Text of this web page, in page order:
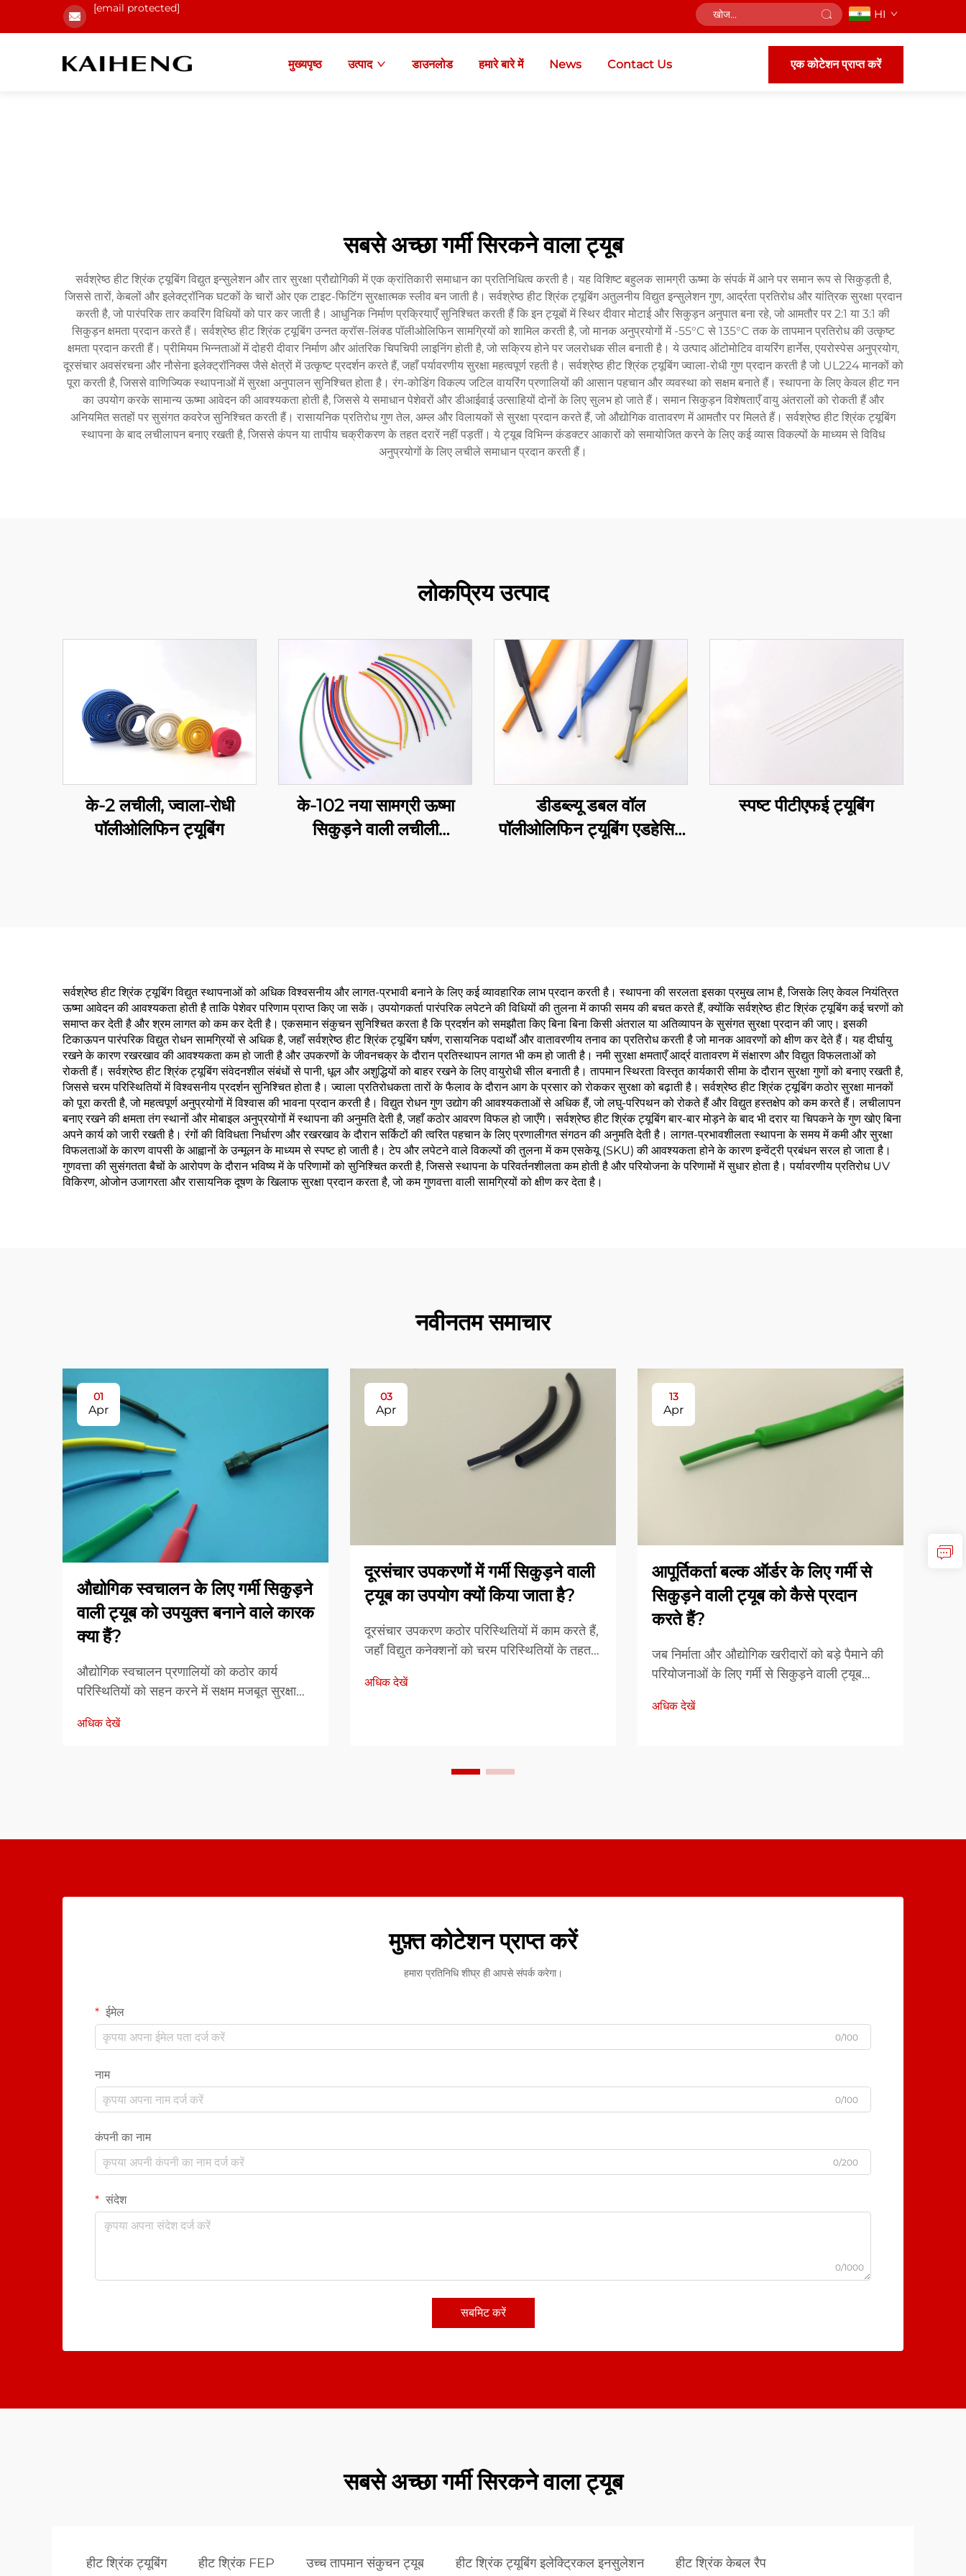
[email protected] HI
मुख्यपृष्ठ उत्पाद डाउनलोड हमारे बारे में News Contact Us एक कोटेशन प्राप्त करें
सबसे अच्छा गर्मी सिरकने वाला ट्यूब
सर्वश्रेष्ठ हीट श्रिंक ट्यूबिंग विद्युत इन्सुलेशन और तार सुरक्षा प्रौद्योगिकी में एक क्रांतिकारी समाधान का प्रतिनिधित्व करती है। यह विशिष्ट बहुलक सामग्री ऊष्मा के संपर्क में आने पर समान रूप से सिकुड़ती है,
जिससे तारों, केबलों और इलेक्ट्रॉनिक घटकों के चारों ओर एक टाइट-फिटिंग सुरक्षात्मक स्लीव बन जाती है। सर्वश्रेष्ठ हीट श्रिंक ट्यूबिंग अतुलनीय विद्युत इन्सुलेशन गुण, आर्द्रता प्रतिरोध और यांत्रिक सुरक्षा प्रदान
करती है, जो पारंपरिक तार कवरिंग विधियों को पार कर जाती है। आधुनिक निर्माण प्रक्रियाएँ सुनिश्चित करती हैं कि इन ट्यूबों में स्थिर दीवार मोटाई और सिकुड़न अनुपात बना रहे, जो आमतौर पर 2:1 या 3:1 की
सिकुड़न क्षमता प्रदान करते हैं। सर्वश्रेष्ठ हीट श्रिंक ट्यूबिंग उन्नत क्रॉस-लिंक्ड पॉलीओलिफिन सामग्रियों को शामिल करती है, जो मानक अनुप्रयोगों में -55°C से 135°C तक के तापमान प्रतिरोध की उत्कृष्ट
क्षमता प्रदान करती हैं। प्रीमियम भिन्नताओं में दोहरी दीवार निर्माण और आंतरिक चिपचिपी लाइनिंग होती है, जो सक्रिय होने पर जलरोधक सील बनाती है। ये उत्पाद ऑटोमोटिव वायरिंग हार्नेस, एयरोस्पेस अनुप्रयोग,
दूरसंचार अवसंरचना और नौसेना इलेक्ट्रॉनिक्स जैसे क्षेत्रों में उत्कृष्ट प्रदर्शन करते हैं, जहाँ पर्यावरणीय सुरक्षा महत्वपूर्ण रहती है। सर्वश्रेष्ठ हीट श्रिंक ट्यूबिंग ज्वाला-रोधी गुण प्रदान करती है जो UL224 मानकों को
पूरा करती है, जिससे वाणिज्यिक स्थापनाओं में सुरक्षा अनुपालन सुनिश्चित होता है। रंग-कोडिंग विकल्प जटिल वायरिंग प्रणालियों की आसान पहचान और व्यवस्था को सक्षम बनाते हैं। स्थापना के लिए केवल हीट गन
का उपयोग करके सामान्य ऊष्मा आवेदन की आवश्यकता होती है, जिससे ये समाधान पेशेवरों और डीआईवाई उत्साहियों दोनों के लिए सुलभ हो जाते हैं। समान सिकुड़न विशेषताएँ वायु अंतरालों को रोकती हैं और
अनियमित सतहों पर सुसंगत कवरेज सुनिश्चित करती हैं। रासायनिक प्रतिरोध गुण तेल, अम्ल और विलायकों से सुरक्षा प्रदान करते हैं, जो औद्योगिक वातावरण में आमतौर पर मिलते हैं। सर्वश्रेष्ठ हीट श्रिंक ट्यूबिंग
स्थापना के बाद लचीलापन बनाए रखती है, जिससे कंपन या तापीय चक्रीकरण के तहत दरारें नहीं पड़तीं। ये ट्यूब विभिन्न कंडक्टर आकारों को समायोजित करने के लिए कई व्यास विकल्पों के माध्यम से विविध
अनुप्रयोगों के लिए लचीले समाधान प्रदान करती हैं।
लोकप्रिय उत्पाद
के-2 लचीली, ज्वाला-रोधी
पॉलीओलिफिन ट्यूबिंग
के-102 नया सामग्री ऊष्मा
सिकुड़ने वाली लचीली
डीडब्ल्यू डबल वॉल
पॉलीओलिफिन ट्यूबिंग एडहेसिव
स्पष्ट पीटीएफई ट्यूबिंग
सर्वश्रेष्ठ हीट श्रिंक ट्यूबिंग विद्युत स्थापनाओं को अधिक विश्वसनीय और लागत-प्रभावी बनाने के लिए कई व्यावहारिक लाभ प्रदान करती है। स्थापना की सरलता इसका प्रमुख लाभ है, जिसके लिए केवल नियंत्रित
ऊष्मा आवेदन की आवश्यकता होती है ताकि पेशेवर परिणाम प्राप्त किए जा सकें। उपयोगकर्ता पारंपरिक लपेटने की विधियों की तुलना में काफी समय की बचत करते हैं, क्योंकि सर्वश्रेष्ठ हीट श्रिंक ट्यूबिंग कई चरणों को
समाप्त कर देती है और श्रम लागत को कम कर देती है। एकसमान संकुचन सुनिश्चित करता है कि प्रदर्शन को समझौता किए बिना बिना किसी अंतराल या अतिव्यापन के सुसंगत सुरक्षा प्रदान की जाए। इसकी
टिकाऊपन पारंपरिक विद्युत रोधन सामग्रियों से अधिक है, जहाँ सर्वश्रेष्ठ हीट श्रिंक ट्यूबिंग घर्षण, रासायनिक पदार्थों और वातावरणीय तनाव का प्रतिरोध करती है जो मानक आवरणों को क्षीण कर देते हैं। यह दीर्घायु
रखने के कारण रखरखाव की आवश्यकता कम हो जाती है और उपकरणों के जीवनचक्र के दौरान प्रतिस्थापन लागत भी कम हो जाती है। नमी सुरक्षा क्षमताएँ आर्द्र वातावरण में संक्षारण और विद्युत विफलताओं को
रोकती हैं। सर्वश्रेष्ठ हीट श्रिंक ट्यूबिंग संवेदनशील संबंधों से पानी, धूल और अशुद्धियों को बाहर रखने के लिए वायुरोधी सील बनाती है। तापमान स्थिरता विस्तृत कार्यकारी सीमा के दौरान सुरक्षा गुणों को बनाए रखती है,
जिससे चरम परिस्थितियों में विश्वसनीय प्रदर्शन सुनिश्चित होता है। ज्वाला प्रतिरोधकता तारों के फैलाव के दौरान आग के प्रसार को रोककर सुरक्षा को बढ़ाती है। सर्वश्रेष्ठ हीट श्रिंक ट्यूबिंग कठोर सुरक्षा मानकों
को पूरा करती है, जो महत्वपूर्ण अनुप्रयोगों में विश्वास की भावना प्रदान करती है। विद्युत रोधन गुण उद्योग की आवश्यकताओं से अधिक हैं, जो लघु-परिपथन को रोकते हैं और विद्युत हस्तक्षेप को कम करते हैं। लचीलापन
बनाए रखने की क्षमता तंग स्थानों और मोबाइल अनुप्रयोगों में स्थापना की अनुमति देती है, जहाँ कठोर आवरण विफल हो जाएँगे। सर्वश्रेष्ठ हीट श्रिंक ट्यूबिंग बार-बार मोड़ने के बाद भी दरार या चिपकने के गुण खोए बिना
अपने कार्य को जारी रखती है। रंगों की विविधता निर्धारण और रखरखाव के दौरान सर्किटों की त्वरित पहचान के लिए प्रणालीगत संगठन की अनुमति देती है। लागत-प्रभावशीलता स्थापना के समय में कमी और सुरक्षा
विफलताओं के कारण वापसी के आह्वानों के उन्मूलन के माध्यम से स्पष्ट हो जाती है। टेप और लपेटने वाले विकल्पों की तुलना में कम एसकेयू (SKU) की आवश्यकता होने के कारण इन्वेंट्री प्रबंधन सरल हो जाता है।
गुणवत्ता की सुसंगतता बैचों के आरोपण के दौरान भविष्य में के परिणामों को सुनिश्चित करती है, जिससे स्थापना के परिवर्तनशीलता कम होती है और परियोजना के परिणामों में सुधार होता है। पर्यावरणीय प्रतिरोध UV
विकिरण, ओजोन उजागरता और रासायनिक दूषण के खिलाफ सुरक्षा प्रदान करता है, जो कम गुणवत्ता वाली सामग्रियों को क्षीण कर देता है।
नवीनतम समाचार
01
Apr
औद्योगिक स्वचालन के लिए गर्मी सिकुड़ने
वाली ट्यूब को उपयुक्त बनाने वाले कारक
क्या हैं?
औद्योगिक स्वचालन प्रणालियों को कठोर कार्य
परिस्थितियों को सहन करने में सक्षम मजबूत सुरक्षा
तक विश्वसनीय प्रदर्शन बनाए रखा जाए। ऊष्मा
अधिक देखें
03
Apr
दूरसंचार उपकरणों में गर्मी सिकुड़ने वाली
ट्यूब का उपयोग क्यों किया जाता है?
दूरसंचार उपकरण कठोर परिस्थितियों में काम करते हैं,
जहाँ विद्युत कनेक्शनों को चरम परिस्थितियों के तहत
नमी, तापमान...
अधिक देखें
13
Apr
आपूर्तिकर्ता बल्क ऑर्डर के लिए गर्मी से
सिकुड़ने वाली ट्यूब को कैसे प्रदान
करते हैं?
जब निर्माता और औद्योगिक खरीदारों को बड़े पैमाने की
परियोजनाओं के लिए गर्मी से सिकुड़ने वाली ट्यूब
सफलता के लिए आपूर्तिकर्ता पूर्ति प्रक्रिया को
अधिक देखें
मुफ़्त कोटेशन प्राप्त करें
हमारा प्रतिनिधि शीघ्र ही आपसे संपर्क करेगा।
ईमेल
0/100
नाम
0/100
कंपनी का नाम
0/200
संदेश
0/1000
सबमिट करें
सबसे अच्छा गर्मी सिरकने वाला ट्यूब
हीट श्रिंक ट्यूबिंग हीट श्रिंक FEP उच्च तापमान संकुचन ट्यूब हीट श्रिंक ट्यूबिंग इलेक्ट्रिकल इनसुलेशन हीट श्रिंक केबल रैप